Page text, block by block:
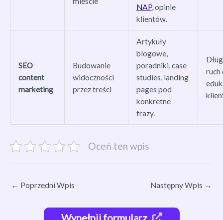
NAP, opinie
klientów.
SEO
content
marketing
Budowanie
widoczności
przez treści
Artykuły
blogowe,
poradniki, case
studies, landing
pages pod
konkretne
frazy.
ruch
Oceń ten wpis
← Poprzedni Wpis Następny Wpis →
Wypełnij formularz